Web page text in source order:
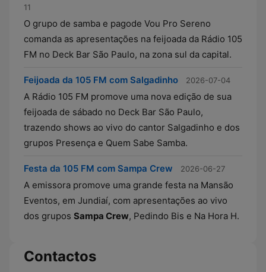
11
O grupo de samba e pagode Vou Pro Sereno
comanda as apresentações na feijoada da Rádio 105
FM no Deck Bar São Paulo, na zona sul da capital.
Feijoada da 105 FM com Salgadinho 2026-07-04
A Rádio 105 FM promove uma nova edição de sua
feijoada de sábado no Deck Bar São Paulo,
trazendo shows ao vivo do cantor Salgadinho e dos
grupos Presença e Quem Sabe Samba.
Festa da 105 FM com Sampa Crew 2026-06-27
A emissora promove uma grande festa na Mansão
Eventos, em Jundiaí, com apresentações ao vivo
dos grupos Sampa Crew, Pedindo Bis e Na Hora H.
Contactos